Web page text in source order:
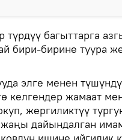
түрдүү багыттарга
бири-бирине туура
элге менен
келгендер жамаат
жергиликтүү
дайындалган